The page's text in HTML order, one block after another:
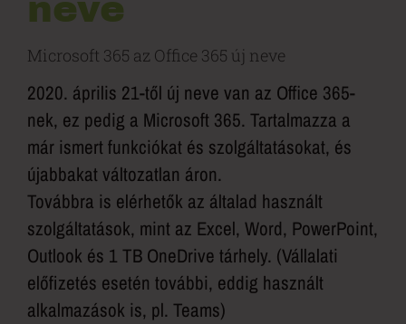
neve
Microsoft 365 az Office 365 új neve
2020. április 21-től új neve van az Office 365-
nek, ez pedig a Microsoft 365. Tartalmazza a
már ismert funkciókat és szolgáltatásokat, és
újabbakat változatlan áron.
Továbbra is elérhetők az általad használt
szolgáltatások, mint az Excel, Word, PowerPoint,
Outlook és 1 TB OneDrive tárhely. (Vállalati
előfizetés esetén további, eddig használt
alkalmazások is, pl. Teams)